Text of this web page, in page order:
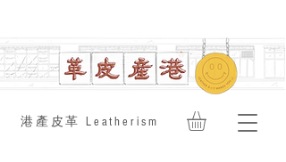
​港產皮革 Leatherism